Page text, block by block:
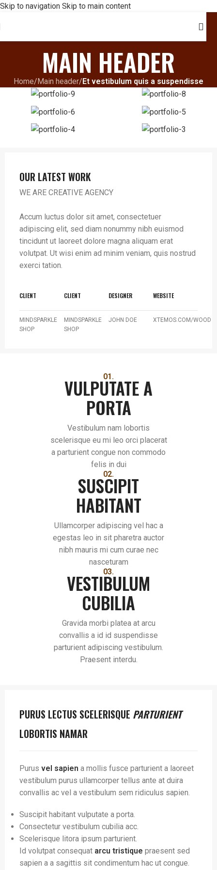
Skip to navigation Skip to main content
MAIN HEADER
Home/ Main header/ Et vestibulum quis a suspendisse
OUR LATEST WORK
WE ARE CREATIVE AGENCY
Accum luctus dolor sit amet, consectetuer
adipiscing elit, sed diam nonummy nibh euismod
tincidunt ut laoreet dolore magna aliquam erat
volutpat. Ut wisi enim ad minim veniam, quis nostrud
exerci tation.
CLIENT
MINDSPARKLE
SHOP
CLIENT
MINDSPARKLE
SHOP
DESIGNER
JOHN DOE
WEBSITE
XTEMOS.COM/WOOD
01.
VULPUTATE A
PORTA
Vestibulum nam lobortis
scelerisque eu mi leo orci placerat
a parturient congue non commodo
felis in dui
02.
SUSCIPIT
HABITANT
Ullamcorper adipiscing vel hac a
egestas leo in sit pharetra auctor
nibh mauris mi cum curae nec
nasceturam
03.
VESTIBULUM
CUBILIA
Gravida morbi platea at arcu
convallis a id id suspendisse
parturient adipiscing vestibulum.
Praesent interdu.
PURUS LECTUS SCELERISQUE PARTURIENT
LOBORTIS NAMAR
Purus vel sapien a mollis fusce parturient a laoreet
vestibulum purus ullamcorper tellus ante at duira
convallis ac vel a vestibulum sem ridiculus sapien.
Suscipit habitant vulputate a porta.
Consectetur vestibulum cubilia acc.
Scelerisque litora ipsum parturient.
Id volutpat consequat arcu tristique praesent sed
sapien a a sagittis sit condimentum hac ut congue.